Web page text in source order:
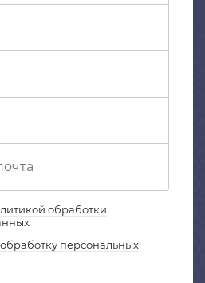
обработки
персональных